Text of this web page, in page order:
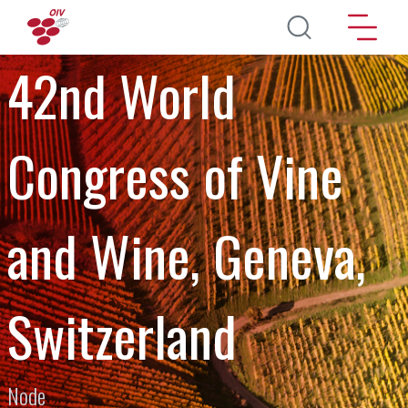
Перейти к основному содержанию
42nd World
Congress of Vine
and Wine, Geneva,
Switzerland
Node